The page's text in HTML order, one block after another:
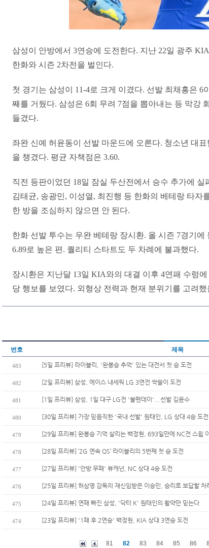
삼성이 안방에서 3연승에 도전한다. 지난 22일 광주
한화와 시즌 2차전을 벌인다.
첫 경기는 삼성이 11-4로 크게 이겼다. 선발 최채흥은 6
째를 거뒀다. 삼성은 6회 무려 7점을 뽑아내는 등 막강
들겼다.
좌완 신예 허윤동이 선발 마운드에 오른다. 청소년 대
을 챙겼다. 평균 자책점은 3.60.
직전 등판이었던 18일 잠실 두산전에서 승수 추가에
김태균, 송광민, 이성열, 최진행 등 한화의 베테랑 타자
한 방을 조심하지 않으면 안 된다.
한화 선발 투수는 우완 베테랑 장시환. 올 시즌 7경기
6.89로 높은 편. 퀄리티 스타트도 두 차례에 불과했다.
장시환은 지난달 13일 KIA와의 대결 이후 4연패 수렁
당 행보를 보였다. 외형상 전력과 현재 분위기를 고려
번호 제목
483 [5일 프리뷰] 라이블리, '완봉승 추억' 있는 대전서 첫 승 도전
482 [2일 프리뷰] 삼성, 에이스 내세워 LG 3연전 싹쓸이 도전
481 [1일 프리뷰] 삼성, 1일 대구 LG전 '불펜데이'...선발 김윤수
480 [30일 프리뷰] 가장 믿음직한 '국내 선발' 원태인, LG 상대 4승 도전
479 [29일 프리뷰] 완봉승 기억 살리는 백정현, 693일만에 NC전 스윕
478 [28일 프리뷰] ‘2G 연속 QS’ 라이블리의 5번째 첫 승 도전
477 [27일 프리뷰] '안방 무패' 뷰캐넌, NC 상대 4승 도전
476 [25일 프리뷰] 허삼영 감독의 재신임받은 이승민, 승리로 보답할 차
475 [24일 프리뷰] 연패 빠진 삼성, '닥터 K' 원태인의 활약만 믿는다
474 [23일 프리뷰] '1패 후 2연승' 백정현, KIA 상대 3연승 도전
81 82 83 84 85 86